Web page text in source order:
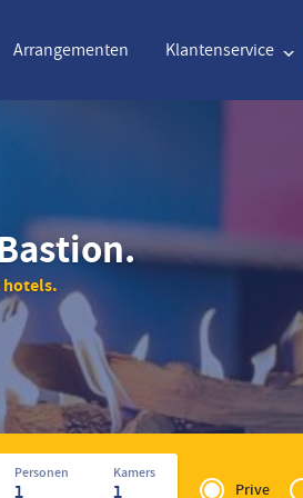
Arrangementen Klantenservice
Deutsch
Hrvatski
Finnish
$ United States Dollar £
DKK Danish Krone Rs.
Norway Krone zł
SEK Sweden Krona CHF
hotels.
Personen
1
Kamers
1
of
Prive